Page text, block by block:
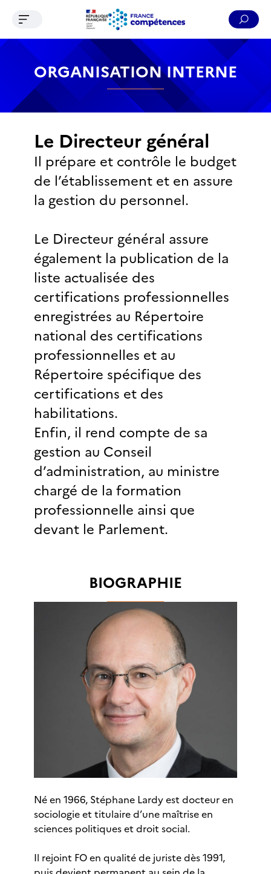
Contenu Recherche Menu Pied de page
Ouvrir le menu de navigation
ORGANISATION INTERNE
Le Directeur général
Il prépare et contrôle le budget
de l’établissement et en assure
la gestion du personnel.
Le Directeur général assure
également la publication de la
liste actualisée des
certifications professionnelles
enregistrées au Répertoire
national des certifications
professionnelles et au
Répertoire spécifique des
certifications et des
habilitations.
Enfin, il rend compte de sa
gestion au Conseil
d’administration, au ministre
chargé de la formation
professionnelle ainsi que
devant le Parlement.
BIOGRAPHIE
Né en 1966, Stéphane Lardy est docteur en
sociologie et titulaire d’une maîtrise en
sciences politiques et droit social.
Il rejoint FO en qualité de juriste dès 1991,